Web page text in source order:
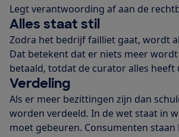
Legt verantwoording af aan de
Alles staat stil
Zodra het bedrijf failliet gaat, wordt
Dat betekent dat er niets meer
betaald, totdat de curator alles heeft
Verdeling
Als er meer bezittingen zijn dan
worden verdeeld. In de wet staat in
moet gebeuren. Consumenten staan